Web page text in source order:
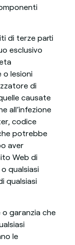
di terze parti
esclusivo
lesioni
di
causate
all’infezione
codice
potrebbe
aver
Web di
qualsiasi
qualsiasi
o garanzia che
le